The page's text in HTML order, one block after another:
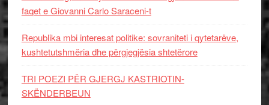
faqet e Giovanni Carlo Saraceni-t
Republika mbi interesat politike: sovraniteti i qytetarëve,
kushtetutshmëria dhe përgjegjësia shtetërore
TRI POEZI PËR GJERGJ KASTRIOTIN-
SKËNDERBEUN